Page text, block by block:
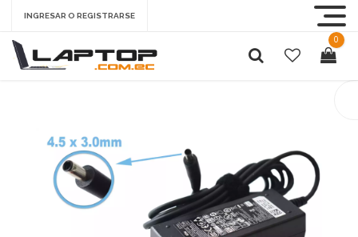
INGRESAR O REGISTRARSE
0